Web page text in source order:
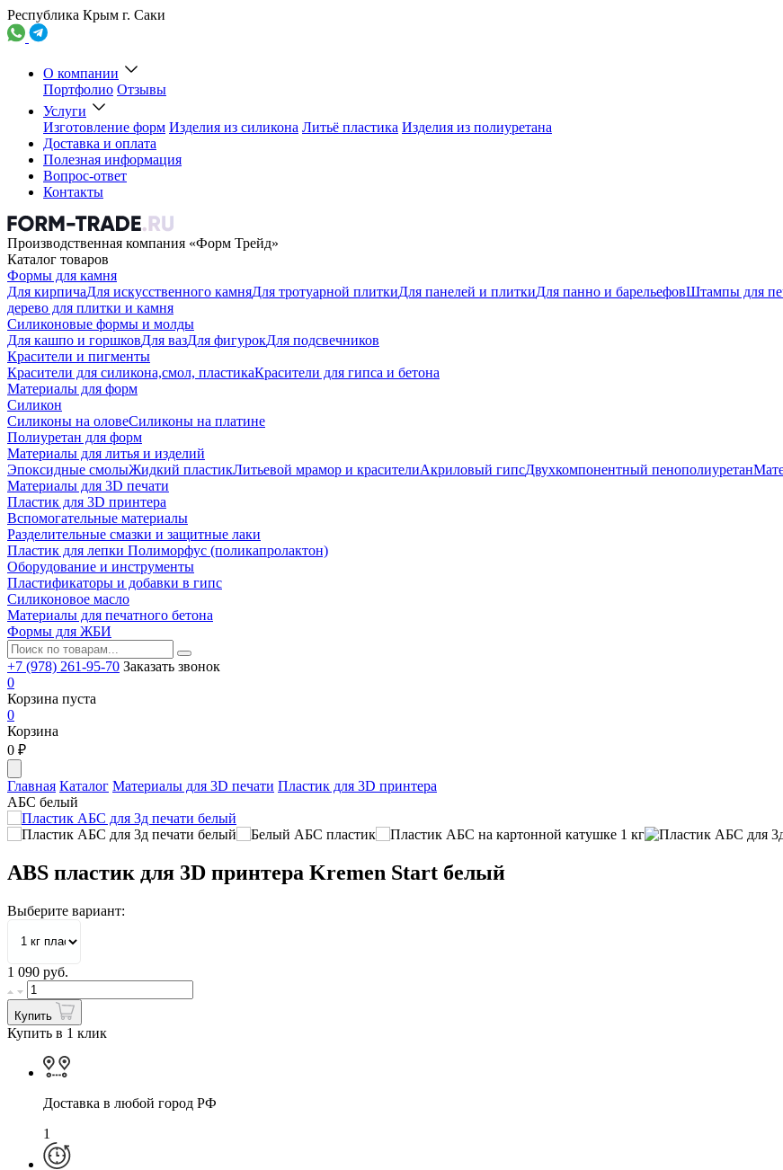
Республика Крым г. Саки
О компании
Портфолио Отзывы
Услуги
Изготовление форм Изделия из силикона Литьё пластика Изделия из полиуретана
Доставка и оплата
Полезная информация
Вопрос-ответ
Контакты
Производственная компания «Форм Трейд»
Каталог товаров
Формы для камня
Для кирпичаДля искусственного камняДля тротуарной плиткиДля панелей и плиткиДля панно и барельефовШтампы для
дерево для плитки и камня
Силиконовые формы и молды
Для кашпо и горшковДля вазДля фигурокДля подсвечников
Красители и пигменты
Красители для силикона,смол, пластикаКрасители для гипса и бетона
Материалы для форм
Силикон
Силиконы на оловеСиликоны на платине
Полиуретан для форм
Материалы для литья и изделий
Эпоксидные смолыЖидкий пластикЛитьевой мрамор и красителиАкриловый гипсДвухкомпонентный пенополиуретан
Материалы для 3D печати
Пластик для 3D принтера
Вспомогательные материалы
Разделительные смазки и защитные лаки
Пластик для лепки Полиморфус (поликапролактон)
Оборудование и инструменты
Пластификаторы и добавки в гипс
Силиконовое масло
Материалы для печатного бетона
Формы для ЖБИ
+7 (978) 261-95-70 Заказать звонок
0
Корзина пуста
0
Корзина
0 ₽
Главная Каталог Материалы для 3D печати Пластик для 3D принтера
АБС белый
ABS пластик для 3D принтера Kremen Start белый
Выберите вариант:
1 090 руб.
Купить
Купить в 1 клик
Доставка в любой город РФ
1